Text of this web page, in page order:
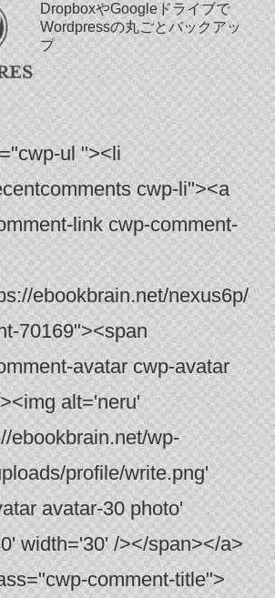
DropboxやGoogleドライブで
Wordpressの丸ごとバックアッ
プ
height='30' width='30' decoding='async'/></span></a><span class="cwp-comment-title"><span class="comment-author-link cwp-author-link">楓子</span> <span class="cwp-on-text">on</span> <a class="comment-link cwp-comment-link" href="https://ebookbrain.net/images-video-thread-posts-for-twitter-api/#comment-63146">【GAS】ツリー投稿・動画投稿・画像複数枚投稿(media upload)で予約投稿するやり方【Twitter API】</a></span></li><li class="recentcomments cwp-li"><a class="comment-link cwp-comment-link" href="https://ebookbrain.net/adobe-acrobat/#comment-62822"><span class="comment-avatar cwp-avatar rounded"><img alt='neru' src='http://ebookbrain.net/wp-content/uploads/profile/write.png' class='avatar avatar-30 photo' height='30' width='30' /></span></a><span class="cwp-comment-title"><span class="comment-author-link cwp-author-link"><a href="http://ebookbrain.net/" class="url" rel="ugc">neru</a></span> <span class="cwp-on-text">on</span> <a class="comment-link cwp-comment-link" href="https://ebookbrain.net/adobe-acrobat/#comment-62822">Adobe Acrobat Pro 11買い切りがWindows11にインストールできない(より機能が多い製品が既にインストールされています)</a></span></li><li class="recentcomments cwp-li"><a class="comment-link cwp-comment-link" href="https://ebookbrain.net/adobe-acrobat/#comment-62800"><span class="comment-avatar cwp-avatar rounded"><img alt='' src='https://secure.gravatar.com/avatar/e5f2dcbeb11811d9cc46011a55d65700?s=30&d=mm&r=g' srcset='https://secure.gravatar.com/avatar/e5f2dcbeb11811d9cc46011a55d65700?s=60&d=mm&r=g 2x' class='avatar avatar-30 photo' height='30' width='30' decoding='async'/></span></a><span class="cwp-comment-title"><span class="comment-author-link cwp-author-link">sakamoto</span> <span class="cwp-on-text">on</span> <a class="comment-link cwp-comment-link" href="https://ebookbrain.net/adobe-acrobat/#comment-62800">Adobe Acrobat Pro 11買い切りがWindows11にインストールできない(より機能が多い製品が既にインストールされています)</a></span></li><li class="recentcomments cwp-li"><a class="comment-link cwp-comment-link" href="https://ebookbrain.net/windows-standard-recording-tool/#comment-62589"><span class="comment-avatar cwp-avatar rounded"><img alt='neru' src='http://ebookbrain.net/wp-content/uploads/profile/write.png' class='avatar avatar-30 photo' height='30' width='30' /></span></a><span class="cwp-comment-title"><span class="comment-author-link cwp-author-link"><a href="http://ebookbrain.net/" class="url" rel="ugc">neru</a></span> <span class="cwp-on-text">on</span> <a class="comment-link cwp-comment-link" href="https://ebookbrain.net/windows-standard-recording-tool/#comment-62589">評判!Clipchamp、Xbox Game bar、Snipping Toolの商用利用は?録画できない?重い遅い？</a></span></li><li class="recentcomments cwp-li"><a class="comment-link cwp-comment-link" href="https://ebookbrain.net/windows-standard-recording-tool/#comment-62585"><span class="comment-avatar cwp-avatar rounded"><img alt='' src='https://secure.gravatar.com/avatar/53c5ba6ba0f5531dad73e0eaacc0b01e?s=30&d=mm&r=g' srcset='https://secure.gravatar.com/avatar/53c5ba6ba0f5531dad73e0eaacc0b01e?s=60&d=mm&r=g 2x' class='avatar avatar-30 photo' height='30' width='30' decoding='async'/></span></a><span class="cwp-comment-title"><span class="comment-author-link cwp-author-link">りゅう</span> <span class="cwp-on-text">on</span> <a class="comment-link cwp-comment-link" href="https://ebookbrain.net/windows-standard-recording-tool/#comment-62585">評判!Clipchamp、Xbox Game bar、Snipping Toolの商用利用は?録画できない?重い遅い？</a></span></li><li class="recentcomments cwp-li"><a class="comment-link cwp-comment-link" href="https://ebookbrain.net/windows-standard-recording-tool/#comment-62576"><span class="comment-avatar cwp-avatar rounded"><img alt='neru' src='http://ebookbrain.net/wp-content/uploads/profile/write.png' class='avatar avatar-30 photo' height='30' width='30' /></span></a><span class="cwp-comment-title"><span class="comment-author-link cwp-author-link"><a href="http://ebookbrain.net/" class="url" rel="ugc">neru</a></span> <span class="cwp-on-text">on</span> <a class="comment-link cwp-comment-link" href="https://ebookbrain.net/windows-standard-recording-tool/#comment-62576">評判!Clipchamp、Xbox Game bar、Snipping Toolの商用利用は?録画できない?重い遅い？</a></span></li><li class="recentcomments cwp-li"><a class="comment-link cwp-comment-link" href="https://ebookbrain.net/windows-standard-recording-tool/#comment-62571"><span class="comment-avatar cwp-avatar rounded"><img alt='' src='https://secure.gravatar.com/avatar/53c5ba6ba0f5531dad73e0eaacc0b01e?s=30&d=mm&r=g' srcset='https://secure.gravatar.com/avatar/53c5ba6ba0f5531dad73e0eaacc0b01e?s=60&d=mm&r=g 2x' class='avatar avatar-30 photo' height='30' width='30' decoding='async'/></span></a><span class="cwp-comment-title"><span class="comment-author-link cwp-author-link">りゅう</span> <span class="cwp-on-text">on</span> <a class="comment-link cwp-comment-link" href="https://ebookbrain.net/windows-standard-recording-tool/#comment-62571">評判!Clipchamp、Xbox Game bar、Snipping Toolの商用利用は?録画できない?重い遅い？</a></span></li><li class="recentcomments cwp-li"><a class="comment-link cwp-comment-link" href="https://ebookbrain.net/delete-tweet/#comment-61129"><span class="comment-avatar cwp-avatar rounded"><img alt='neru' src='http://ebookbrain.net/wp-content/uploads/profile/write.png' class='avatar avatar-30 photo' height='30' width='30' /></span></a><span class="cwp-comment-title"><span class="comment-author-link cwp-author-link"><a href="http://ebookbrain.net/" class="url" rel="ugc">neru</a></span> <span class="cwp-on-text">on</span> <a class="comment-link cwp-comment-link" href="https://ebookbrain.net/delete-tweet/#comment-61129">【ツイ消し】ツイート一括削除・全消しツール１２選【無料】ツイ消しクリーナーで残る/消えない?】</a></span></li><li class="recentcomments cwp-li"><a class="comment-link cwp-comment-link" href="https://ebookbrain.net/delete-tweet/#comment